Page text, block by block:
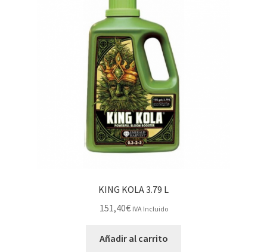
KING KOLA 3.79 L
151,40€ IVA Incluido
Añadir al carrito